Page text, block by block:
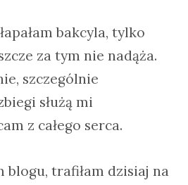
bakcyla, tylko
za tym nie nadąża.
szczególnie
służą mi
z całego serca.
blogu, trafiłam dzisiaj na